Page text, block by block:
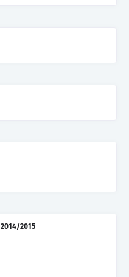
2014/2015